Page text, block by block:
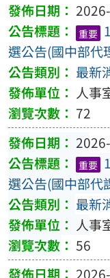
重要
選公告(國中部代
最新
人事
72
重要
選公告(國中部代
最新
人事
56